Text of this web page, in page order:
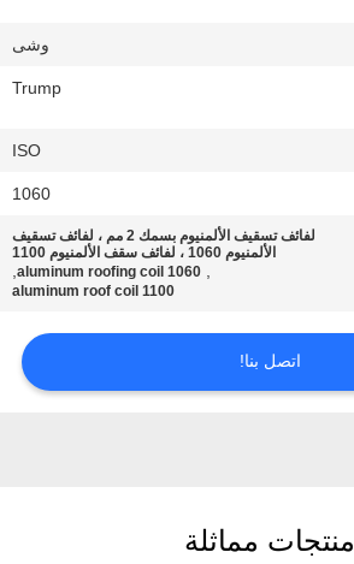
وشى
Trump
ISO
1060
لفائف تسقيف الألمنيوم بسمك 2 مم ، لفائف تسقيف
الألمنيوم 1060 ، لفائف سقف الألمنيوم 1100
,
1060 aluminum roofing coil
,
1100 aluminum roof coil
اتصل بنا!
منتجات مماثلة